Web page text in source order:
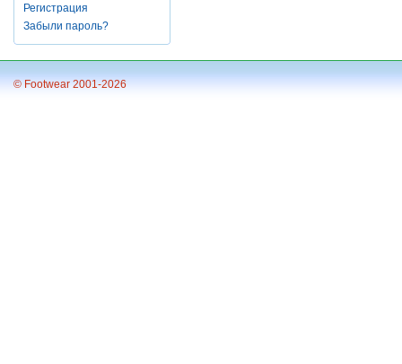
Регистрация
Забыли пароль?
© Footwear 2001-2026